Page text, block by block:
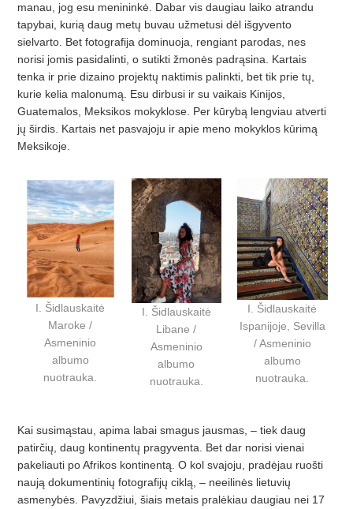
manau, jog esu menininkė. Dabar vis daugiau laiko atrandu
tapybai, kurią daug metų buvau užmetusi dėl išgyvento
sielvarto. Bet fotografija dominuoja, rengiant parodas, nes
norisi jomis pasidalinti, o sutikti žmonės padrąsina. Kartais
tenka ir prie dizaino projektų naktimis palinkti, bet tik prie tų,
kurie kelia malonumą. Esu dirbusi ir su vaikais Kinijos,
Guatemalos, Meksikos mokyklose. Per kūrybą lengviau atverti
jų širdis. Kartais net pasvajoju ir apie meno mokyklos kūrimą
Meksikoje.
I. Šidlauskaitė
Maroke /
Asmeninio
albumo
nuotrauka.
I. Šidlauskaitė
Libane /
Asmeninio
albumo
nuotrauka.
I. Šidlauskaitė
Ispanijoje, Sevilla
/ Asmeninio
albumo
nuotrauka.
Kai susimąstau, apima labai smagus jausmas, – tiek daug
patirčių, daug kontinentų pragyventa. Bet dar norisi vienai
pakeliauti po Afrikos kontinentą. O kol svajoju, pradėjau ruošti
naują dokumentinių fotografijų ciklą, – neeilinės lietuvių
asmenybės. Pavyzdžiui, šiais metais pralėkiau daugiau nei 17